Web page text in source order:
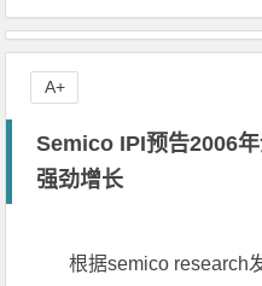
Semico IPI预告2006
强劲增长
根据semico research
A+